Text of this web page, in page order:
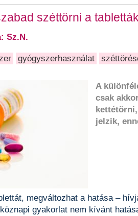
széttörni a
Sz.N.
gyógyszerhasználat
A
csak
jelzik,
megváltozhat a hatása –
gyakorlat nem kívánt